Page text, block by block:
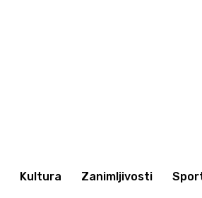
Kultura Zanimljivosti